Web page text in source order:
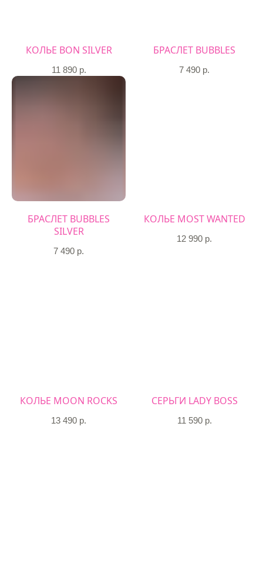
КОЛЬЕ BON SILVER
11 890 р.
БРАСЛЕТ BUBBLES
7 490 р.
БРАСЛЕТ BUBBLES
SILVER
7 490 р.
КОЛЬЕ MOST WANTED
12 990 р.
КОЛЬЕ MOON ROCKS
13 490 р.
СЕРЬГИ LADY BOSS
11 590 р.